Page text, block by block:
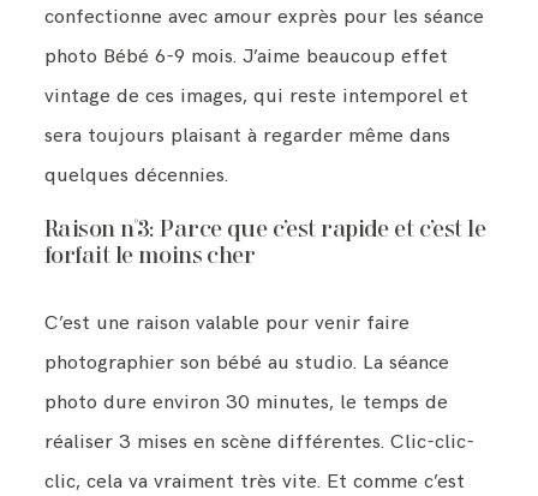
confectionne avec amour exprès pour les séance
photo Bébé 6-9 mois. J’aime beaucoup effet
vintage de ces images, qui reste intemporel et
sera toujours plaisant à regarder même dans
quelques décennies.
Raison n°3: Parce que c’est rapide et c’est le
forfait le moins cher
C’est une raison valable pour venir faire
photographier son bébé au studio. La séance
photo dure environ 30 minutes, le temps de
réaliser 3 mises en scène différentes. Clic-clic-
clic, cela va vraiment très vite. Et comme c’est